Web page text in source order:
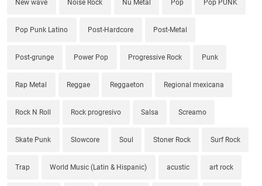
New wave Noise Rock Nu Metal Pop Pop PUNK
Pop Punk Latino Post-Hardcore Post-Metal
Post-grunge Power Pop Progressive Rock Punk
Rap Metal Reggae Reggaeton Regional mexicana
Rock N Roll Rock progresivo Salsa Screamo
Skate Punk Slowcore Soul Stoner Rock Surf Rock
Trap World Music (Latin & Hispanic) acustic art rock